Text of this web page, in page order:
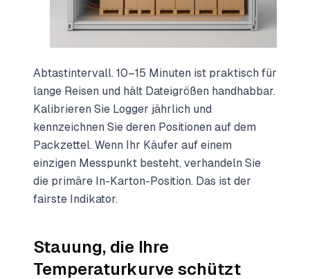
Abtastintervall. 10–15 Minuten ist praktisch für
lange Reisen und hält Dateigrößen handhabbar.
Kalibrieren Sie Logger jährlich und
kennzeichnen Sie deren Positionen auf dem
Packzettel. Wenn Ihr Käufer auf einem
einzigen Messpunkt besteht, verhandeln Sie
die primäre In-Karton-Position. Das ist der
fairste Indikator.
Stauung, die Ihre
Temperaturkurve schützt